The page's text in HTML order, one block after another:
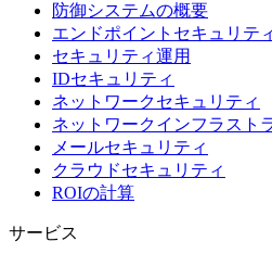
防御システムの概要
エンドポイントセキュリテ
セキュリティ運用
IDセキュリティ
ネットワークセキュリティ
ネットワークインフラスト
メールセキュリティ
クラウドセキュリティ
ROIの計算
サービス